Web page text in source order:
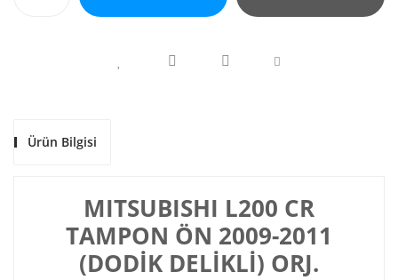
Ürün Bilgisi
MITSUBISHI L200 CR
TAMPON ÖN 2009-2011
(DODİK DELİKLİ) ORJ.